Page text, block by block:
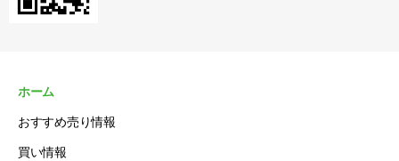
ホーム
おすすめ売り情報
買い情報